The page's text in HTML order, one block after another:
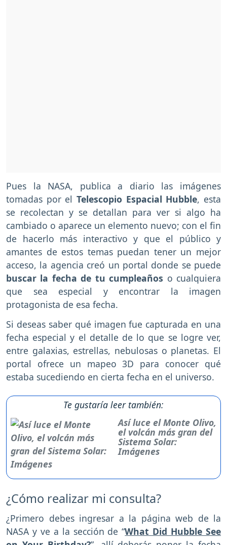
Pues la NASA, publica a diario las imágenes
tomadas por el Telescopio Espacial Hubble, esta
se recolectan y se detallan para ver si algo ha
cambiado o aparece un elemento nuevo; con el fin
de hacerlo más interactivo y que el público y
amantes de estos temas puedan tener un mejor
acceso, la agencia creó un portal donde se puede
buscar la fecha de tu cumpleaños o cualquiera
que sea especial y encontrar la imagen
protagonista de esa fecha.
Si deseas saber qué imagen fue capturada en una
fecha especial y el detalle de lo que se logre ver,
entre galaxias, estrellas, nebulosas o planetas. El
portal ofrece un mapeo 3D para conocer qué
estaba sucediendo en cierta fecha en el universo.
Te gustaría leer también:
Así luce el Monte Olivo,
el volcán más gran del
Sistema Solar:
Imágenes
¿Cómo realizar mi consulta?
¿Primero debes ingresar a la página web de la
NASA y ve a la sección de “What Did Hubble See